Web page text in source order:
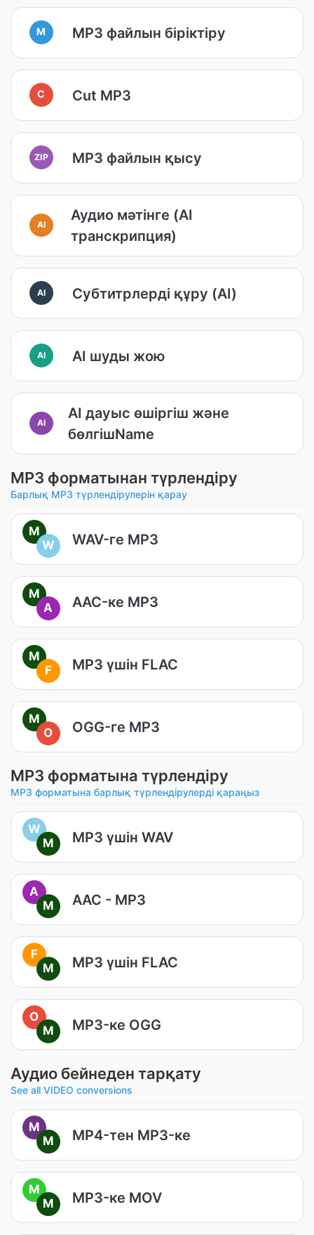
M MP3 файлын біріктіру
C Cut MP3
ZIP MP3 файлын қысу
AI
Аудио мәтінге (AI
транскрипция)
AI Субтитрлерді құру (AI)
AI AI шуды жою
AI
AI дауыс өшіргіш және
бөлгішName
MP3 форматынан түрлендіру
Барлық MP3 түрлендірулерін қарау
M
W
WAV-ге MP3
M
A
AAC-ке MP3
M
F
MP3 үшін FLAC
M
O
OGG-ге MP3
MP3 форматына түрлендіру
MP3 форматына барлық түрлендірулерді қараңыз
W
M
MP3 үшін WAV
A
M
AAC - MP3
F
M
MP3 үшін FLAC
O
M
MP3-ке OGG
Аудио бейнеден тарқату
See all VIDEO conversions
M
M
MP4-тен MP3-ке
M
M
MP3-ке MOV